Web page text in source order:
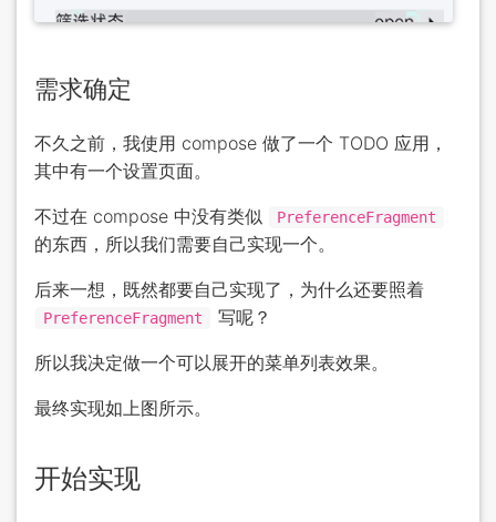
需求确定
不久之前，我使用 compose 做了一个 TODO 应用，
其中有一个设置页面。
不过在 compose 中没有类似 PreferenceFragment
的东西，所以我们需要自己实现一个。
后来一想，既然都要自己实现了，为什么还要照着
PreferenceFragment 写呢？
所以我决定做一个可以展开的菜单列表效果。
最终实现如上图所示。
开始实现